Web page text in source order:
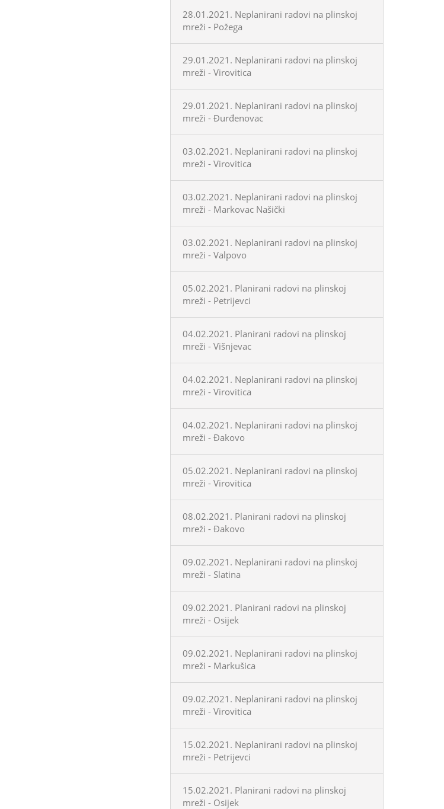
28.01.2021. Neplanirani radovi na plinskoj
mreži - Požega
29.01.2021. Neplanirani radovi na plinskoj
mreži - Virovitica
29.01.2021. Neplanirani radovi na plinskoj
mreži - Đurđenovac
03.02.2021. Neplanirani radovi na plinskoj
mreži - Virovitica
03.02.2021. Neplanirani radovi na plinskoj
mreži - Markovac Našički
03.02.2021. Neplanirani radovi na plinskoj
mreži - Valpovo
05.02.2021. Planirani radovi na plinskoj
mreži - Petrijevci
04.02.2021. Planirani radovi na plinskoj
mreži - Višnjevac
04.02.2021. Neplanirani radovi na plinskoj
mreži - Virovitica
04.02.2021. Neplanirani radovi na plinskoj
mreži - Đakovo
05.02.2021. Neplanirani radovi na plinskoj
mreži - Virovitica
08.02.2021. Planirani radovi na plinskoj
mreži - Đakovo
09.02.2021. Neplanirani radovi na plinskoj
mreži - Slatina
09.02.2021. Planirani radovi na plinskoj
mreži - Osijek
09.02.2021. Neplanirani radovi na plinskoj
mreži - Markušica
09.02.2021. Neplanirani radovi na plinskoj
mreži - Virovitica
15.02.2021. Neplanirani radovi na plinskoj
mreži - Petrijevci
15.02.2021. Planirani radovi na plinskoj
mreži - Osijek